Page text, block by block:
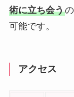
術に立ち会う
可能です。
アクセス